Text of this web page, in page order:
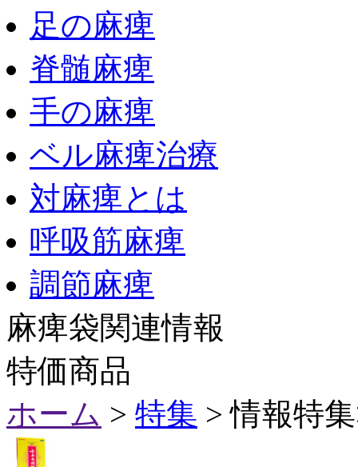
足の麻痺
脊髄麻痺
手の麻痺
ベル麻痺治療
対麻痺とは
呼吸筋麻痺
調節麻痺
麻痺袋関連情報
特価商品
ホーム > 特集 > 情報特